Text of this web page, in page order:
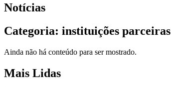
Notícias
Categoria: instituições parceiras
Ainda não há conteúdo para ser mostrado.
Mais Lidas